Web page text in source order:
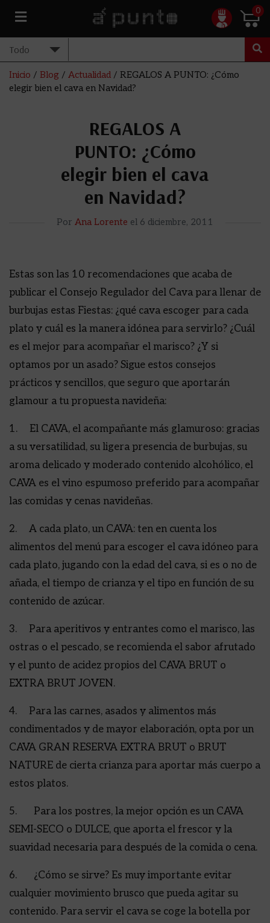
0
Inicio / Blog / Actualidad / REGALOS A PUNTO: ¿Cómo
elegir bien el cava en Navidad?
REGALOS A
PUNTO: ¿Cómo
elegir bien el cava
en Navidad?
Por Ana Lorente el 6 diciembre, 2011
Estas son las 10 recomendaciones que acaba de
publicar el Consejo Regulador del Cava para llenar de
burbujas estas Fiestas: ¿qué cava escoger para cada
plato y cuál es la manera idónea para servirlo? ¿Cuál
es el mejor para acompañar el marisco? ¿Y si
optamos por un asado? Sigue estos consejos
prácticos y sencillos, que seguro que aportarán
glamour a tu propuesta navideña:
1. El CAVA, el acompañante más glamuroso: gracias
a su versatilidad, su ligera presencia de burbujas, su
aroma delicado y moderado contenido alcohólico, el
CAVA es el vino espumoso preferido para acompañar
las comidas y cenas navideñas.
2. A cada plato, un CAVA: ten en cuenta los
alimentos del menú para escoger el cava idóneo para
cada plato, jugando con la edad del cava, si es o no de
añada, el tiempo de crianza y el tipo en función de su
contenido de azúcar.
3. Para aperitivos y entrantes como el marisco, las
ostras o el pescado, se recomienda el sabor afrutado
y el punto de acidez propios del CAVA BRUT o
EXTRA BRUT JOVEN.
4. Para las carnes, asados y alimentos más
condimentados y de mayor elaboración, opta por un
CAVA GRAN RESERVA EXTRA BRUT o BRUT
NATURE de cierta crianza para aportar más cuerpo a
estos platos.
5. Para los postres, la mejor opción es un CAVA
SEMI-SECO o DULCE, que aporta el frescor y la
suavidad necesaria para después de la comida o cena.
6. ¿Cómo se sirve? Es muy importante evitar
cualquier movimiento brusco que pueda agitar su
contenido. Para servir el cava se coge la botella por